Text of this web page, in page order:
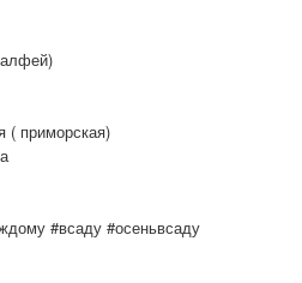
( приморская)
#всаду #осеньвсаду